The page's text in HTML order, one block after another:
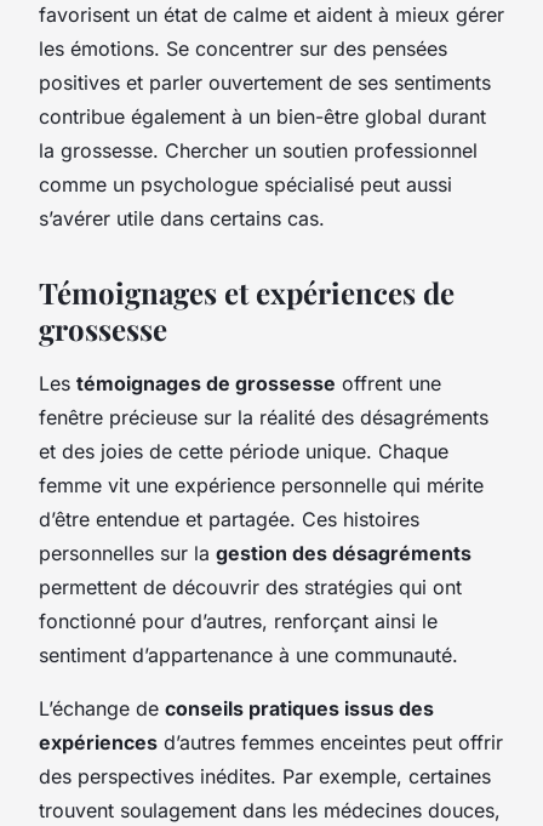
favorisent un état de calme et aident à mieux gérer
les émotions. Se concentrer sur des pensées
positives et parler ouvertement de ses sentiments
contribue également à un bien-être global durant
la grossesse. Chercher un soutien professionnel
comme un psychologue spécialisé peut aussi
s’avérer utile dans certains cas.
Témoignages et expériences de
grossesse
Les témoignages de grossesse offrent une
fenêtre précieuse sur la réalité des désagréments
et des joies de cette période unique. Chaque
femme vit une expérience personnelle qui mérite
d’être entendue et partagée. Ces histoires
personnelles sur la gestion des désagréments
permettent de découvrir des stratégies qui ont
fonctionné pour d’autres, renforçant ainsi le
sentiment d’appartenance à une communauté.
L’échange de conseils pratiques issus des
expériences d’autres femmes enceintes peut offrir
des perspectives inédites. Par exemple, certaines
trouvent soulagement dans les médecines douces,